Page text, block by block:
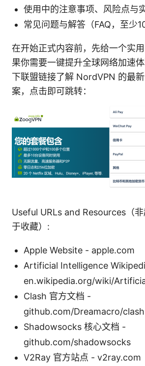
使用中的注意事项、风险点与
常见问题与解答（FAQ，至少10
在开始正式内容前，先给一个实
果你需要一键提升全球网络加速
下联盟链接了解 NordVPN 的最
案，点击即可跳转：
Useful URLs and Resources（
于收藏）:
Apple Website - apple.com
Artificial Intelligence
en.wikipedia.org/wiki/
Clash 官方文档 -
github.com/Dreamacro/clash
Shadowsocks 核心文档 -
github.com/shadowsocks
V2Ray 官方站点 - v2ray.com